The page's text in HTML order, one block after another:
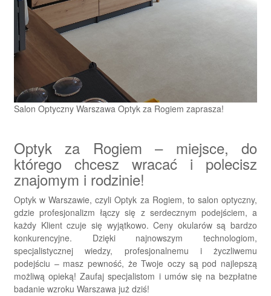
Salon Optyczny Warszawa Optyk za Rogiem zaprasza!
Optyk za Rogiem – miejsce, do
którego chcesz wracać i polecisz
znajomym i rodzinie!
Optyk w Warszawie, czyli Optyk za Rogiem, to salon optyczny,
gdzie profesjonalizm łączy się z serdecznym podejściem, a
każdy Klient czuje się wyjątkowo. Ceny okularów są bardzo
konkurencyjne. Dzięki najnowszym technologiom,
specjalistycznej wiedzy, profesjonalnemu i życzliwemu
podejściu – masz pewność, że Twoje oczy są pod najlepszą
możliwą opieką! Zaufaj specjalistom i umów się na bezpłatne
badanie wzroku Warszawa już dziś!